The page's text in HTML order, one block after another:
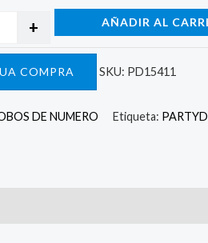
+ AÑADIR AL
COMPRA SKU: PD15411
DE NUMERO Etiqueta: